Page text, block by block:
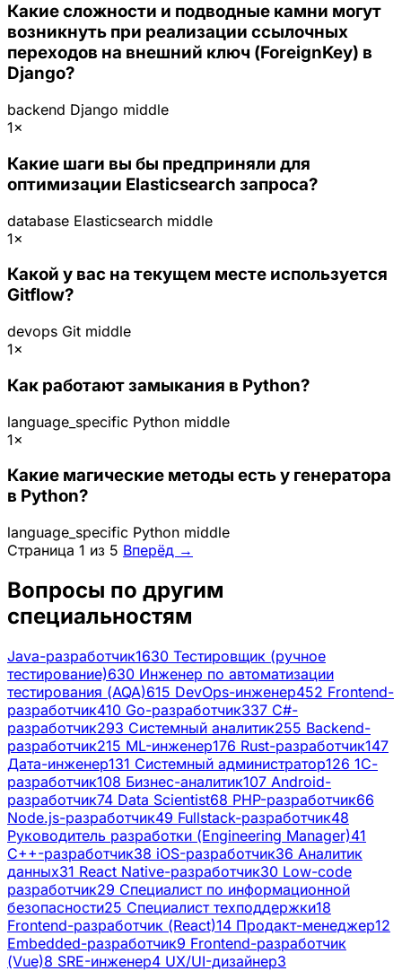
Какие сложности и подводные камни могут
возникнуть при реализации ссылочных
переходов на внешний ключ (ForeignKey) в
Django?
backend Django middle
1×
Какие шаги вы бы предприняли для
оптимизации Elasticsearch запроса?
database Elasticsearch middle
1×
Какой у вас на текущем месте используется
Gitflow?
devops Git middle
1×
Как работают замыкания в Python?
language_specific Python middle
1×
Какие магические методы есть у генератора
в Python?
language_specific Python middle
Страница 1 из 5 Вперёд →
Вопросы по другим
специальностям
Java-разработчик1630 Тестировщик (ручное
тестирование)630 Инженер по автоматизации
тестирования (AQA)615 DevOps-инженер452 Frontend-
разработчик410 Go-разработчик337 C#-
разработчик293 Системный аналитик255 Backend-
разработчик215 ML-инженер176 Rust-разработчик147
Дата-инженер131 Системный администратор126 1С-
разработчик108 Бизнес-аналитик107 Android-
разработчик74 Data Scientist68 PHP-разработчик66
Node.js-разработчик49 Fullstack-разработчик48
Руководитель разработки (Engineering Manager)41
C++-разработчик38 iOS-разработчик36 Аналитик
данных31 React Native-разработчик30 Low-code
разработчик29 Специалист по информационной
безопасности25 Специалист техподдержки18
Frontend-разработчик (React)14 Продакт-менеджер12
Embedded-разработчик9 Frontend-разработчик
(Vue)8 SRE-инженер4 UX/UI-дизайнер3